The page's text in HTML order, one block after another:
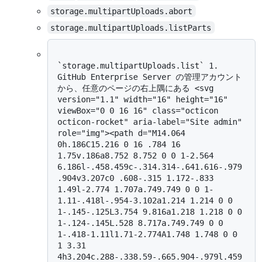
storage.multipartUploads.abort
storage.multipartUploads.listParts
`storage.multipartUploads.list` 1.
GitHub Enterprise Server の管理アカウント
から、任意のページの右上隅にある <svg
version="1.1" width="16" height="16"
viewBox="0 0 16 16" class="octicon
octicon-rocket" aria-label="Site admin"
role="img"><path d="M14.064
0h.186C15.216 0 16 .784 16
1.75v.186a8.752 8.752 0 0 1-2.564
6.186l-.458.459c-.314.314-.641.616-.979
.904v3.207c0 .608-.315 1.172-.833
1.49l-2.774 1.707a.749.749 0 0 1-
1.11-.418l-.954-3.102a1.214 1.214 0 0
1-.145-.125L3.754 9.816a1.218 1.218 0 0
1-.124-.145L.528 8.717a.749.749 0 0
1-.418-1.11l1.71-2.774A1.748 1.748 0 0
1 3.31
4h3.204c.288-.338.59-.665.904-.979l.459